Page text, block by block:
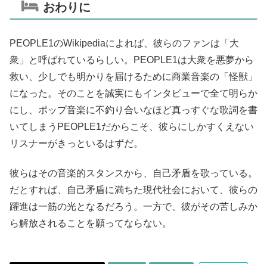
おわりに
PEOPLE1のWikipediaによれば、彼らのファンは「大
衆」と呼ばれているらしい。PEOPLE1は大衆を悪夢から
救い、少しでも明かりを届けるために商業音楽の「怪獣」
になった。そのことを誠実にもインタビューで全て明らか
にし、ポップ音楽に不釣り合いなほど真っすぐな歌詞を書
いてしまうPEOPLE1だからこそ、彼らにしかすくえない
リスナーがきっといるはずだ。
彼らはその音楽的スタンスから、自己矛盾を歌っている。
だとすれば、自己矛盾に満ちた現代社会において、彼らの
躍進は一筋の光となるだろう。一方で、彼がその苦しみか
ら解放されることを願ってならない。